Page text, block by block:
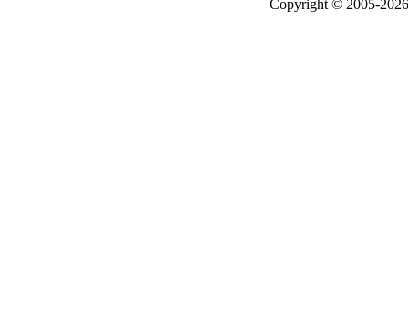
Copyright © 2005-